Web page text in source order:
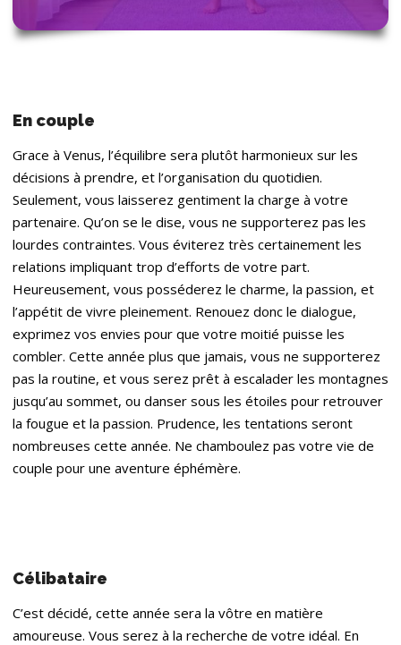
En couple
Grace à Venus, l’équilibre sera plutôt harmonieux sur les
décisions à prendre, et l’organisation du quotidien.
Seulement, vous laisserez gentiment la charge à votre
partenaire. Qu’on se le dise, vous ne supporterez pas les
lourdes contraintes. Vous éviterez très certainement les
relations impliquant trop d’efforts de votre part.
Heureusement, vous posséderez le charme, la passion, et
l’appétit de vivre pleinement. Renouez donc le dialogue,
exprimez vos envies pour que votre moitié puisse les
combler. Cette année plus que jamais, vous ne supporterez
pas la routine, et vous serez prêt à escalader les montagnes
jusqu’au sommet, ou danser sous les étoiles pour retrouver
la fougue et la passion. Prudence, les tentations seront
nombreuses cette année. Ne chamboulez pas votre vie de
couple pour une aventure éphémère.
Célibataire
C’est décidé, cette année sera la vôtre en matière
amoureuse. Vous serez à la recherche de votre idéal. En